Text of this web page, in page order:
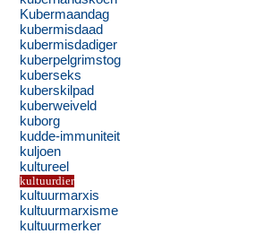
Kubermaandag
kubermisdaad
kubermisdadiger
kuberpelgrimstog
kuberseks
kuberskilpad
kuberweiveld
kuborg
kudde-immuniteit
kuljoen
kultureel
kultuurdier
kultuurmarxis
kultuurmarxisme
kultuurmerker